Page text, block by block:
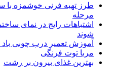
طرز تهیه فرنی خوشمزه با
مرحله
اشتباهات رایج در نمای
شوند
آموزش تعمیر درب چوبی
مربا توت فرنگی
بهترین غذای بیرون بر رشت